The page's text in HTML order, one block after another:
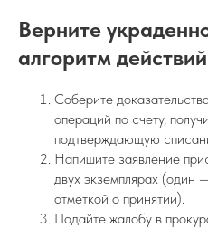
Верните
алгоритм
Соберите
операций по счету,
подтверждающую
Напишите заявление
двух экземплярах (один
отметкой о принятии).
Подайте жалобу в